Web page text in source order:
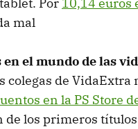
mal
en el mundo de las
colegas de VidaExtra
en la PS Store
de los primeros